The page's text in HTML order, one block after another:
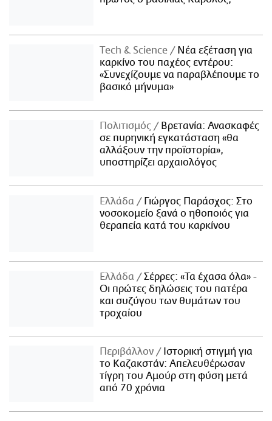
Τech & Science
Νέα εξέταση για
καρκίνο του παχέος εντέρου:
«Συνεχίζουμε να παραβλέπουμε το
βασικό μήνυμα»
Πολιτισμός
Βρετανία: Ανασκαφές
σε πυρηνική εγκατάσταση «θα
αλλάξουν την προϊστορία»,
υποστηρίζει αρχαιολόγος
Ελλάδα
Γιώργος Παράσχος: Στο
νοσοκομείο ξανά ο ηθοποιός για
θεραπεία κατά του καρκίνου
Ελλάδα
Σέρρες: «Τα έχασα όλα» -
Οι πρώτες δηλώσεις του πατέρα
και συζύγου των θυμάτων του
τροχαίου
Περιβάλλον
Ιστορική στιγμή για
το Καζακστάν: Απελευθέρωσαν
τίγρη του Αμούρ στη φύση μετά
από 70 χρόνια